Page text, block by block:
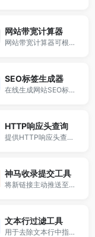
网站带宽计算器
网站带宽计算器可根据页面大小、当前带宽、打开时间和日均PV，快速估算服务器带宽需求、同时在线人数及月流量消耗，适用于网站优化、服务器配置和带宽预算评估。
SEO标签生成器
在线生成网站SEO标题、关键词和描述，帮助快速优化网站SEO设置，提高搜索引擎排名。
HTTP响应头查询
提供HTTP响应头查询工具，支持获取网站Header信息、重定向路径与服务器响应数据。
神马收录提交工具
将新链接主动推送至神马搜索的实用工具。
文本行过滤工具
用于去除文本行中指定的内容。